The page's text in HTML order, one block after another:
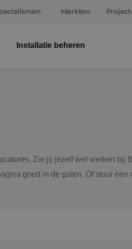
Markten
Installatie beheren
Zie jij jezelf wel werken bij
goed in de gaten. Of stuur